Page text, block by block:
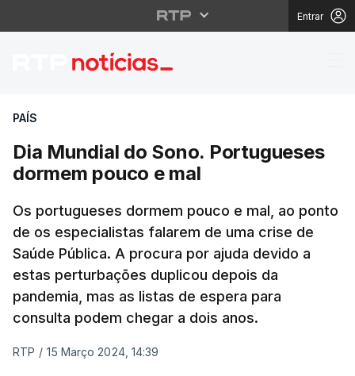
Entrar
Dia Mundial do Sono.
PAÍS
Dia Mundial do Sono. Portugueses
dormem pouco e mal
Os portugueses dormem pouco e mal, ao ponto
de os especialistas falarem de uma crise de
Saúde Pública. A procura por ajuda devido a
estas perturbações duplicou depois da
pandemia, mas as listas de espera para
consulta podem chegar a dois anos.
RTP / 15 Março 2024, 14:39